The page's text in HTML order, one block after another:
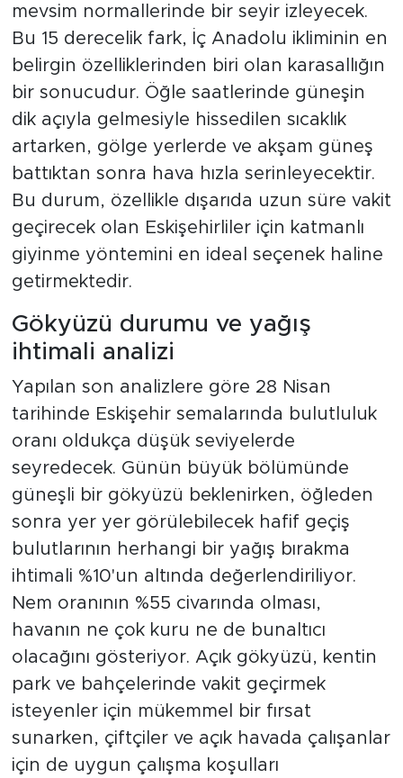
mevsim normallerinde bir seyir izleyecek.
Bu 15 derecelik fark, İç Anadolu ikliminin en
belirgin özelliklerinden biri olan karasallığın
bir sonucudur. Öğle saatlerinde güneşin
dik açıyla gelmesiyle hissedilen sıcaklık
artarken, gölge yerlerde ve akşam güneş
battıktan sonra hava hızla serinleyecektir.
Bu durum, özellikle dışarıda uzun süre vakit
geçirecek olan Eskişehirliler için katmanlı
giyinme yöntemini en ideal seçenek haline
getirmektedir.
Gökyüzü durumu ve yağış
ihtimali analizi
Yapılan son analizlere göre 28 Nisan
tarihinde Eskişehir semalarında bulutluluk
oranı oldukça düşük seviyelerde
seyredecek. Günün büyük bölümünde
güneşli bir gökyüzü beklenirken, öğleden
sonra yer yer görülebilecek hafif geçiş
bulutlarının herhangi bir yağış bırakma
ihtimali %10'un altında değerlendiriliyor.
Nem oranının %55 civarında olması,
havanın ne çok kuru ne de bunaltıcı
olacağını gösteriyor. Açık gökyüzü, kentin
park ve bahçelerinde vakit geçirmek
isteyenler için mükemmel bir fırsat
sunarken, çiftçiler ve açık havada çalışanlar
için de uygun çalışma koşulları